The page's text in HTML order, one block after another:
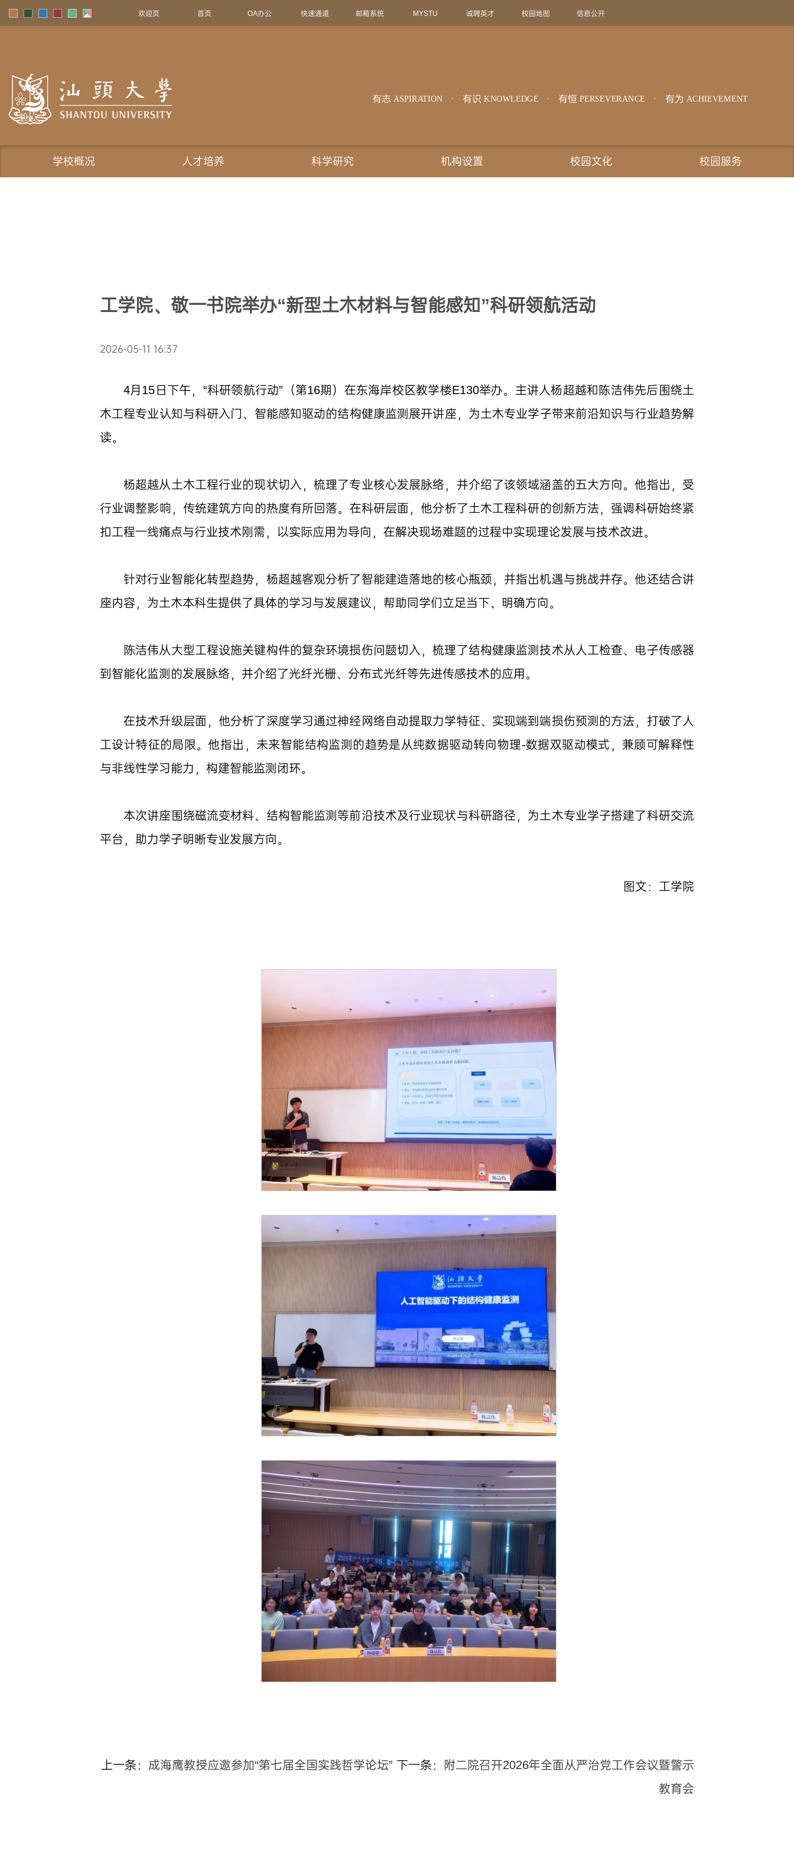
欢迎页 首页 OA办公 快速通道 邮箱系统 MYSTU 诚聘英才 校园地图 信息公开
有志 ASPIRATION 有识 KNOWLEDGE 有恒 PERSEVERANCE 有为 ACHIEVEMENT
学校概况 人才培养 科学研究 机构设置 校园文化 校园服务
工学院、敬一书院举办“新型土木材料与智能感知”科研领航活动
2026-05-11 16:37
4月15日下午，“科研领航行动”（第16期）在东海岸校区教学楼E130举办。主讲人杨超越和陈洁伟先后围绕土
木工程专业认知与科研入门、智能感知驱动的结构健康监测展开讲座，为土木专业学子带来前沿知识与行业趋势解
读。
杨超越从土木工程行业的现状切入，梳理了专业核心发展脉络，并介绍了该领域涵盖的五大方向。他指出，受
行业调整影响，传统建筑方向的热度有所回落。在科研层面，他分析了土木工程科研的创新方法，强调科研始终紧
扣工程一线痛点与行业技术刚需，以实际应用为导向，在解决现场难题的过程中实现理论发展与技术改进。
针对行业智能化转型趋势，杨超越客观分析了智能建造落地的核心瓶颈，并指出机遇与挑战并存。他还结合讲
座内容，为土木本科生提供了具体的学习与发展建议，帮助同学们立足当下、明确方向。
陈洁伟从大型工程设施关键构件的复杂环境损伤问题切入，梳理了结构健康监测技术从人工检查、电子传感器
到智能化监测的发展脉络，并介绍了光纤光栅、分布式光纤等先进传感技术的应用。
在技术升级层面，他分析了深度学习通过神经网络自动提取力学特征、实现端到端损伤预测的方法，打破了人
工设计特征的局限。他指出，未来智能结构监测的趋势是从纯数据驱动转向物理-数据双驱动模式，兼顾可解释性
与非线性学习能力，构建智能监测闭环。
本次讲座围绕磁流变材料、结构智能监测等前沿技术及行业现状与科研路径，为土木专业学子搭建了科研交流
平台，助力学子明晰专业发展方向。
图文：工学院
上一条： 成海鹰教授应邀参加“第七届全国实践哲学论坛” 下一条： 附二院召开2026年全面从严治党工作会议暨警示
教育会